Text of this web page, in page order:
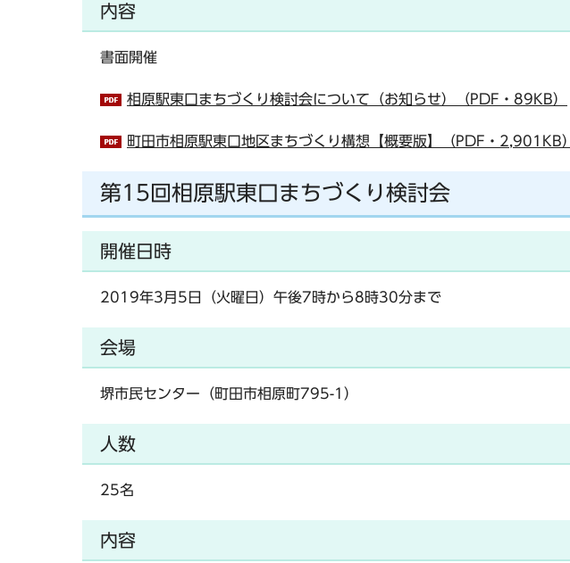
内容
書面開催
相原駅東口まちづくり検討会について（お知らせ）（PDF・89KB）
町田市相原駅東口地区まちづくり構想【概要版】（PDF・2,901KB）
第15回相原駅東口まちづくり検討会
開催日時
2019年3月5日（火曜日）午後7時から8時30分まで
会場
堺市民センター（町田市相原町795-1）
人数
25名
内容